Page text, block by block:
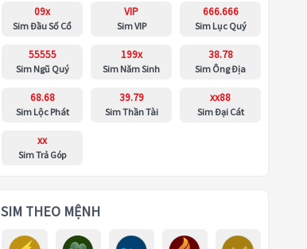
09x
Sim Đầu Số Cổ
VIP
Sim VIP
666.666
Sim Lục Quý
55555
Sim Ngũ Quý
199x
Sim Năm Sinh
38.78
Sim Ông Địa
68.68
Sim Lộc Phát
39.79
Sim Thần Tài
xx88
Sim Đại Cát
xx
Sim Trả Góp
SIM THEO MỆNH